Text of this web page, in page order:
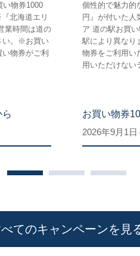
い物券1000
北海道エリ
業時間は道の
い。※お買い
物券がご利
ら
個性的で魅力的
円』が付いた
ア 道の駅お買
駅により異なり
物券をご利用い
用いただけない
お買い物券
2026年9月1
てのキャンペーンを見